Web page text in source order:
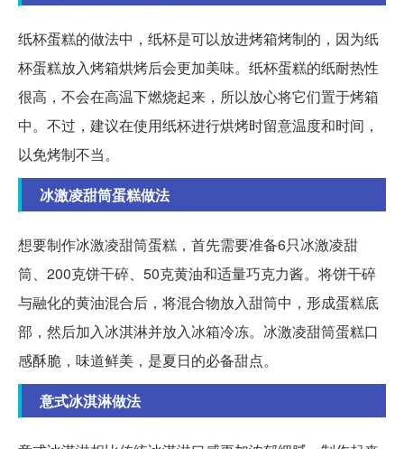
纸杯蛋糕的做法中，纸杯是可以放进烤箱烤制的，因为纸
杯蛋糕放入烤箱烘烤后会更加美味。纸杯蛋糕的纸耐热性
很高，不会在高温下燃烧起来，所以放心将它们置于烤箱
中。不过，建议在使用纸杯进行烘烤时留意温度和时间，
以免烤制不当。
冰激凌甜筒蛋糕做法
想要制作冰激凌甜筒蛋糕，首先需要准备6只冰激凌甜
筒、200克饼干碎、50克黄油和适量巧克力酱。将饼干碎
与融化的黄油混合后，将混合物放入甜筒中，形成蛋糕底
部，然后加入冰淇淋并放入冰箱冷冻。冰激凌甜筒蛋糕口
感酥脆，味道鲜美，是夏日的必备甜点。
意式冰淇淋做法